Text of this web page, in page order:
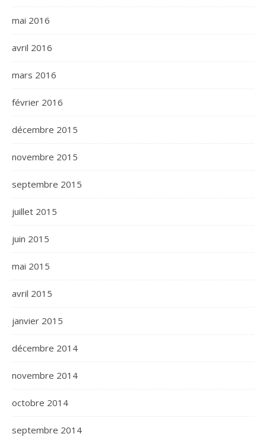
mai 2016
avril 2016
mars 2016
février 2016
décembre 2015
novembre 2015
septembre 2015
juillet 2015
juin 2015
mai 2015
avril 2015
janvier 2015
décembre 2014
novembre 2014
octobre 2014
septembre 2014